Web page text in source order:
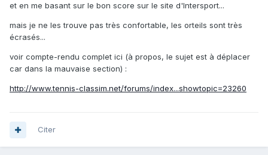
et en me basant sur le bon score sur le site d'Intersport...
mais je ne les trouve pas très confortable, les orteils sont très
écrasés...
voir compte-rendu complet ici (à propos, le sujet est à déplacer
car dans la mauvaise section) :
http://www.tennis-classim.net/forums/index...showtopic=23260
Citer